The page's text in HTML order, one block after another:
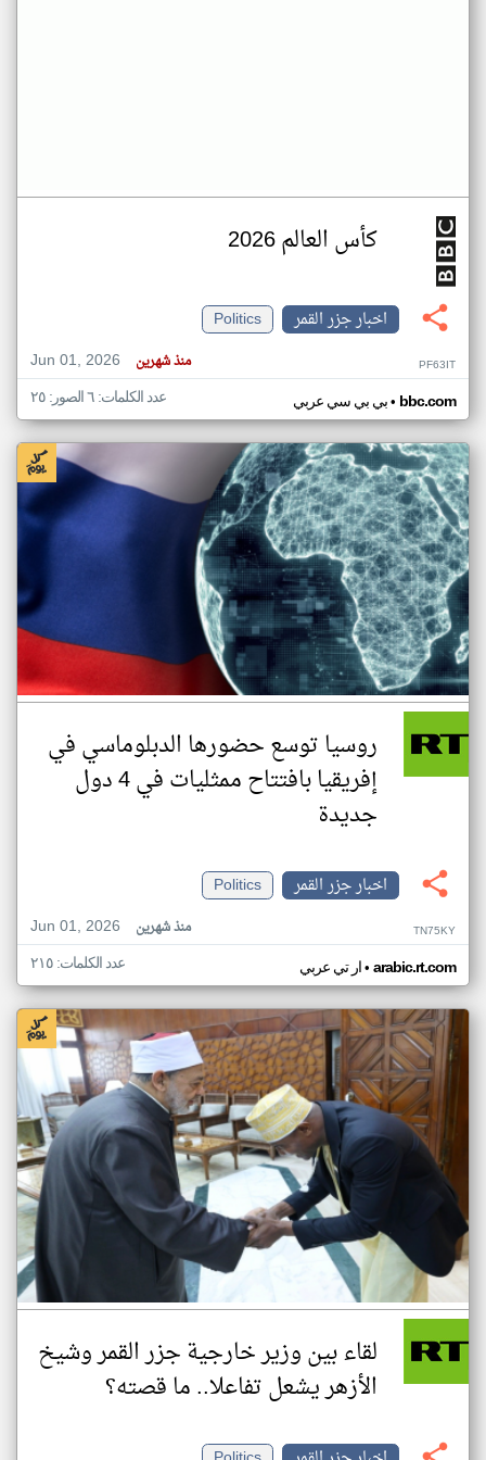
كأس العالم 2026
اخبار جزر القمر
Politics
Jun 01, 2026
منذ شهرين PF63IT
بي بي سي عربي• bbc.com عدد الكلمات: ٦ الصور: ٢٥
روسيا توسع حضورها الدبلوماسي في
إفريقيا بافتتاح ممثليات في 4 دول
جديدة
اخبار جزر القمر
Politics
Jun 01, 2026
منذ شهرين TN75KY
ار تي عربي• arabic.rt.com عدد الكلمات: ٢١٥
لقاء بين وزير خارجية جزر القمر وشيخ
الأزهر يشعل تفاعلا.. ما قصته؟